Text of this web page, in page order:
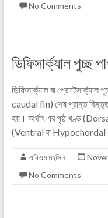
No Comments
ডিফিসার্ক্যাল পুচ্ছ
ডিফিসার্ক্যাল বা
caudal fin) শেষ প্রান্ত
হয়। অর্থাৎ এর পৃষ্ঠ খণ্ড
(Ventral বা Hypochordal
এবিএম মহসিন
No Comments